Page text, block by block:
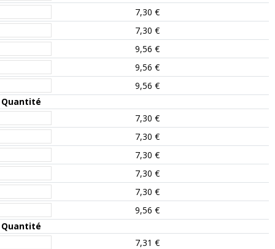
7,30 €
7,30 €
9,56 €
9,56 €
9,56 €
Quantité
7,30 €
7,30 €
7,30 €
7,30 €
7,30 €
9,56 €
Quantité
7,31 €